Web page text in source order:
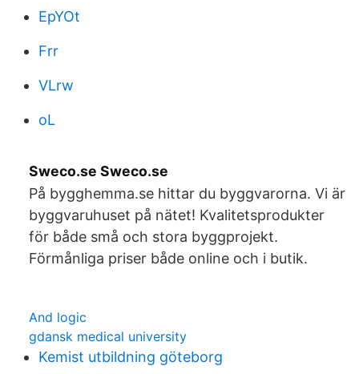
EpYOt
Frr
VLrw
oL
Sweco.se Sweco.se
På bygghemma.se hittar du byggvarorna. Vi är
byggvaruhuset på nätet! Kvalitetsprodukter
för både små och stora byggprojekt.
Förmånliga priser både online och i butik.
And logic
gdansk medical university
Kemist utbildning göteborg